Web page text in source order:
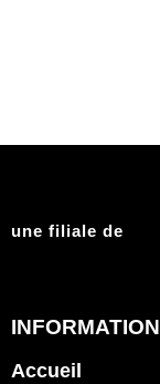
une filiale de
INFORMATION
Accueil